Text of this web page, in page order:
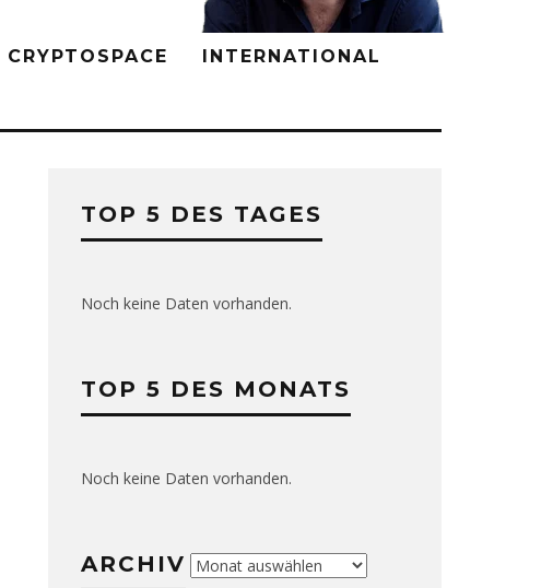
CRYPTOSPACE INTERNATIONAL
TOP 5 DES TAGES
Noch keine Daten vorhanden.
TOP 5 DES MONATS
Noch keine Daten vorhanden.
ARCHIV Archiv